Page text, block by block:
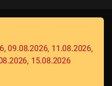
09.08.2026, 11.08.2026,
15.08.2026